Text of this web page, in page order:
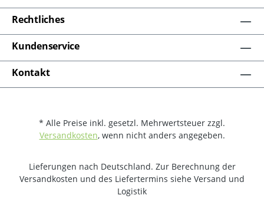
Rechtliches
Kundenservice
Kontakt
* Alle Preise inkl. gesetzl. Mehrwertsteuer zzgl.
Versandkosten, wenn nicht anders angegeben.
Lieferungen nach Deutschland. Zur Berechnung der
Versandkosten und des Liefertermins siehe Versand und
Logistik